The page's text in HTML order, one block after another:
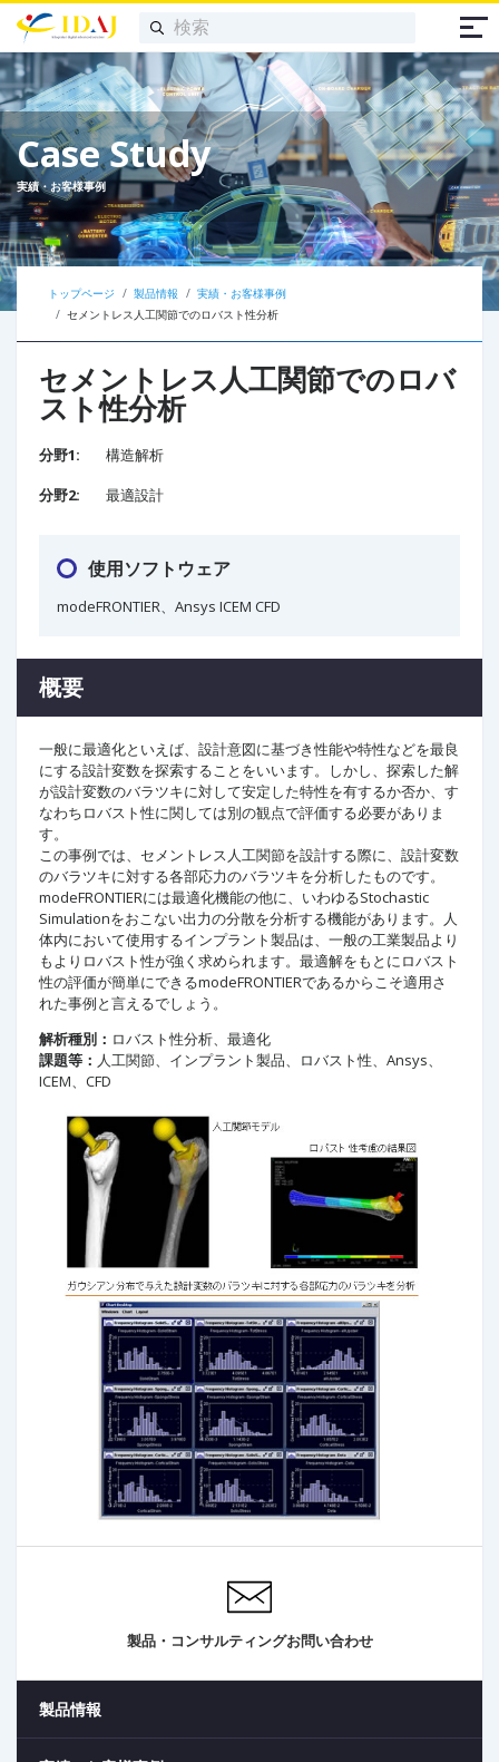
Case Study
実績・お客様事例
トップページ 製品情報
実績・お客様事例
セメントレス人工関節でのロバスト性分析
セメントレス人工関節でのロバ
スト性分析
分野1:
構造解析
分野2:
最適設計
使用ソフトウェア
modeFRONTIER、Ansys ICEM CFD
概要
一般に最適化といえば、設計意図に基づき性能や特性などを最良
にする設計変数を探索することをいいます。しかし、探索した解
が設計変数のバラツキに対して安定した特性を有するか否か、す
なわちロバスト性に関しては別の観点で評価する必要がありま
す。
この事例では、セメントレス人工関節を設計する際に、設計変数
のバラツキに対する各部応力のバラツキを分析したものです。
modeFRONTIERには最適化機能の他に、いわゆるStochastic
Simulationをおこない出力の分散を分析する機能があります。人
体内において使用するインプラント製品は、一般の工業製品より
もよりロバスト性が強く求められます。最適解をもとにロバスト
性の評価が簡単にできるmodeFRONTIERであるからこそ適用さ
れた事例と言えるでしょう。
解析種別： ロバスト性分析、最適化
課題等： 人工関節、インプラント製品、ロバスト性、Ansys、
ICEM、CFD
製品・コンサルティングお問い合わせ
製品情報